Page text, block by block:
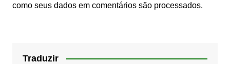
como seus dados em comentários são processados.
Traduzir